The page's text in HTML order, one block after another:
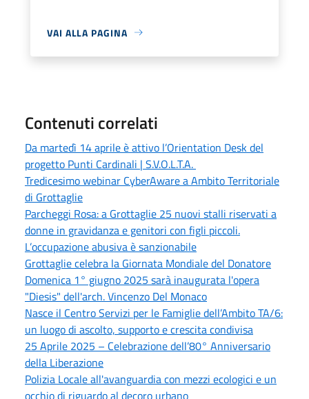
VAI ALLA PAGINA
Contenuti correlati
Da martedì 14 aprile è attivo l’Orientation Desk del
progetto Punti Cardinali | S.V.O.L.T.A.
Tredicesimo webinar CyberAware a Ambito Territoriale
di Grottaglie
Parcheggi Rosa: a Grottaglie 25 nuovi stalli riservati a
donne in gravidanza e genitori con figli piccoli.
L’occupazione abusiva è sanzionabile
Grottaglie celebra la Giornata Mondiale del Donatore
Domenica 1° giugno 2025 sarà inaugurata l'opera
"Diesis" dell'arch. Vincenzo Del Monaco
Nasce il Centro Servizi per le Famiglie dell’Ambito TA/6:
un luogo di ascolto, supporto e crescita condivisa
25 Aprile 2025 – Celebrazione dell’80° Anniversario
della Liberazione
Polizia Locale all'avanguardia con mezzi ecologici e un
occhio di riguardo al decoro urbano